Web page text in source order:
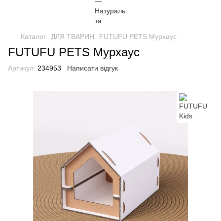
Каталог ДЛЯ ТВАРИН FUTUFU PETS Мурхаус
FUTUFU PETS Мурхаус
Артикул: 234953 Написати відгук